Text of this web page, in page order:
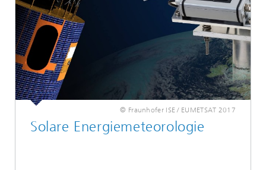
© Fraunhofer ISE / EUMETSAT 2017
Solare Energiemeteorologie